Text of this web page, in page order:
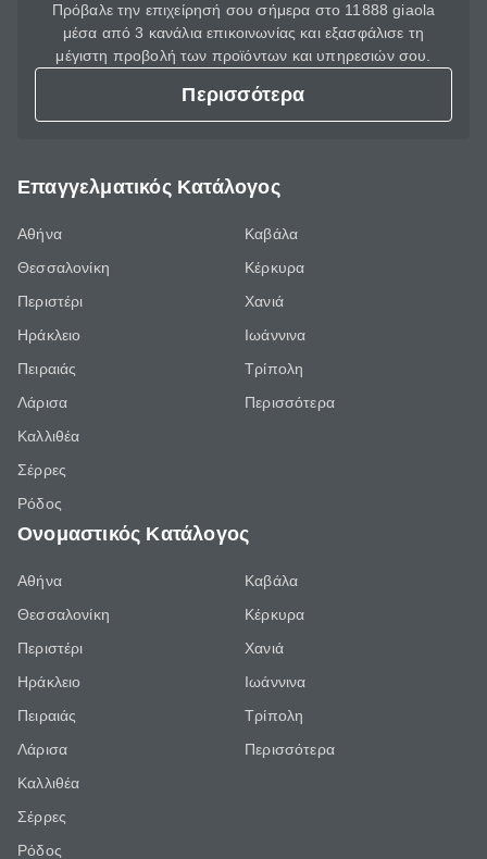
Πρόβαλε την επιχείρησή σου σήμερα στο 11888 giaola
μέσα από 3 κανάλια επικοινωνίας και εξασφάλισε τη
μέγιστη προβολή των προϊόντων και υπηρεσιών σου.
Περισσότερα
Επαγγελματικός Κατάλογος
Αθήνα
Θεσσαλονίκη
Περιστέρι
Ηράκλειο
Πειραιάς
Λάρισα
Καλλιθέα
Σέρρες
Ρόδος
Καβάλα
Κέρκυρα
Χανιά
Ιωάννινα
Τρίπολη
Περισσότερα
Ονομαστικός Κατάλογος
Αθήνα
Θεσσαλονίκη
Περιστέρι
Ηράκλειο
Πειραιάς
Λάρισα
Καλλιθέα
Σέρρες
Ρόδος
Καβάλα
Κέρκυρα
Χανιά
Ιωάννινα
Τρίπολη
Περισσότερα